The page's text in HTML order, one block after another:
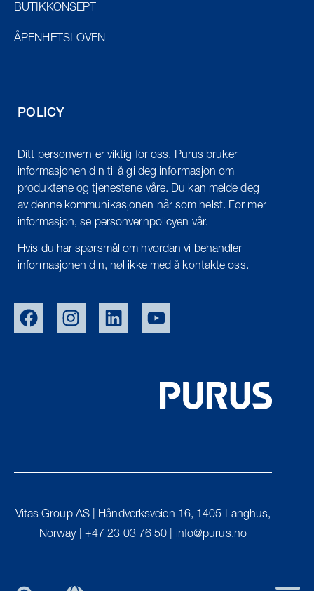
UK
FIN
BUTIKKONSEPT
ÅPENHETSLOVEN
POLICY
Ditt personvern er viktig for oss. Purus bruker
informasjonen din til å gi deg informasjon om
produktene og tjenestene våre. Du kan melde deg
av denne kommunikasjonen når som helst. For mer
informasjon, se personvernpolicyen vår.
Hvis du har spørsmål om hvordan vi behandler
informasjonen din, nøl ikke med å kontakte oss.
Vitas Group AS | Håndverksveien 16, 1405 Langhus,
Norway | +47 23 03 76 50 | info@purus.no